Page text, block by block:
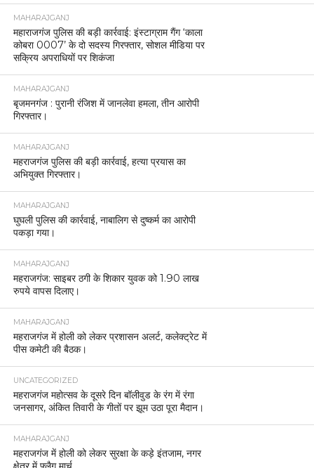
MAHARAJGANJ
महाराजगंज पुलिस की बड़ी कार्रवाई: इंस्टाग्राम गैंग ‘काला
कोबरा 0007’ के दो सदस्य गिरफ्तार, सोशल मीडिया पर
सक्रिय अपराधियों पर शिकंजा
MAHARAJGANJ
बृजमनगंज : पुरानी रंजिश में जानलेवा हमला, तीन आरोपी
गिरफ्तार।
MAHARAJGANJ
महराजगंज पुलिस की बड़ी कार्रवाई, हत्या प्रयास का
अभियुक्त गिरफ्तार।
MAHARAJGANJ
घुघली पुलिस की कार्रवाई, नाबालिग से दुष्कर्म का आरोपी
पकड़ा गया।
MAHARAJGANJ
महराजगंज: साइबर ठगी के शिकार युवक को 1.90 लाख
रुपये वापस दिलाए।
MAHARAJGANJ
महराजगंज में होली को लेकर प्रशासन अलर्ट, कलेक्ट्रेट में
पीस कमेटी की बैठक।
UNCATEGORIZED
महराजगंज महोत्सव के दूसरे दिन बॉलीवुड के रंग में रंगा
जनसागर, अंकित तिवारी के गीतों पर झूम उठा पूरा मैदान।
MAHARAJGANJ
महराजगंज में होली को लेकर सुरक्षा के कड़े इंतजाम, नगर